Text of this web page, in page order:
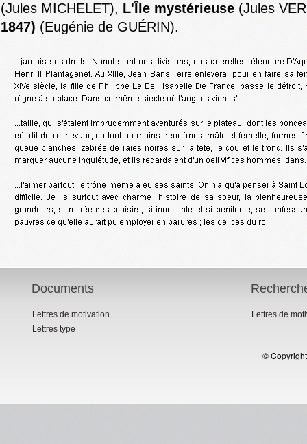
(Jules MICHELET), L'Île mystérieuse(Jules
1847) (Eugénie de GUÉRIN).
Documents
Lettres de motivation
Lettres type
Lettres de
©